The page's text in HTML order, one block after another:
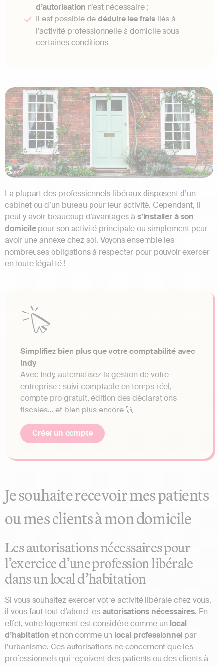
d’autorisation n’est nécessaire ;
Il est possible dedéduire les frais liés à
l’activité professionnelle à domicile sous
certaines conditions.
La plupart des professionnels libéraux disposent d’un
cabinet ou d’un bureau pour leur activité. Cependant, il
peut y avoir beaucoup d’avantages à s’installer à son
domicile pour son activité principale ou simplement pour
avoir une annexe chez soi. Voyons ensemble les
nombreusesobligations à respecter pour pouvoir exercer
en toute légalité !
Simplifiez bien plus que votre comptabilité avec
Indy
Avec Indy, automatisez la gestion de votre
entreprise : suivi comptable en temps réel,
compte pro gratuit, édition des déclarations
fiscales… et bien plus encore 🚀
Créer un compte
Je souhaite recevoir mes patients
ou mes clients à mon domicile
Les autorisations nécessaires pour
l’exercice d’une profession libérale
dans un local d’habitation
Si vous souhaitez exercer votre activité libérale chez vous,
il vous faut tout d’abord lesautorisations nécessaires. En
effet, votre logement est considéré comme un local
d’habitation et non comme un local professionnel par
l’urbanisme. Ces autorisations ne concernent que les
professionnels qui reçoivent des patients ou des clients à